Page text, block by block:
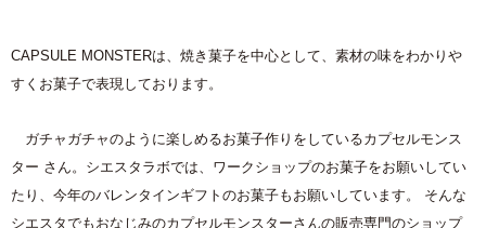
CAPSULE MONSTERは、焼き菓子を中心として、素材の味をわかりや
すくお菓子で表現しております。
ガチャガチャのように楽しめるお菓子作りをしているカプセルモンス
ター さん。シエスタラボでは、ワークショップのお菓子をお願いしてい
たり、今年のバレンタインギフトのお菓子もお願いしています。 そんな
シエスタでもおなじみのカプセルモンスターさんの販売専門のショップ